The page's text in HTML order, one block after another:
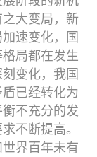
大变局，新
速变化，国
局都在发生
变化，我国
已经转化为
不充分的发
不断提高。
界百年未有